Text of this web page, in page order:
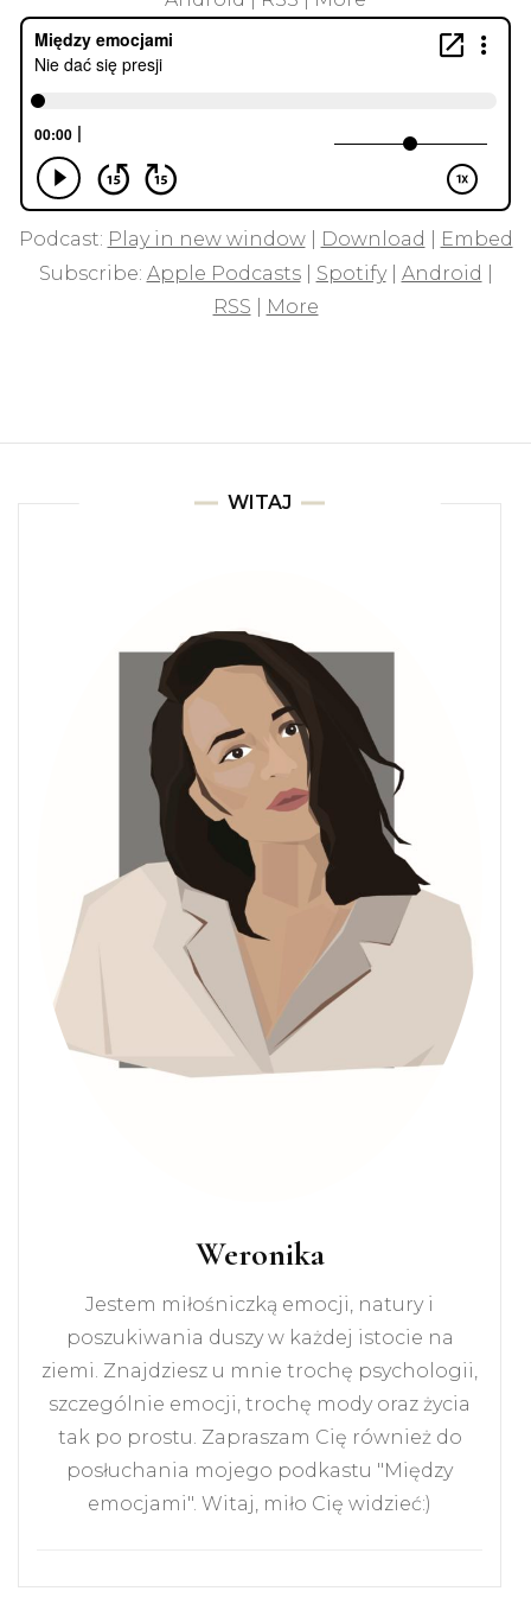
Podcast: Play in new window| Download
Embed
Subscribe: Apple Podcasts| Spotify| Android
RSS
More
WITAJ
Weronika
Jestem miłośniczką emocji, natury i
poszukiwania duszy w każdej istocie na
ziemi. Znajdziesz u mnie trochę psychologii,
szczególnie emocji, trochę mody oraz życia
tak po prostu. Zapraszam Cię również do
posłuchania mojego podkastu "Między
emocjami". Witaj, miło Cię widzieć:)